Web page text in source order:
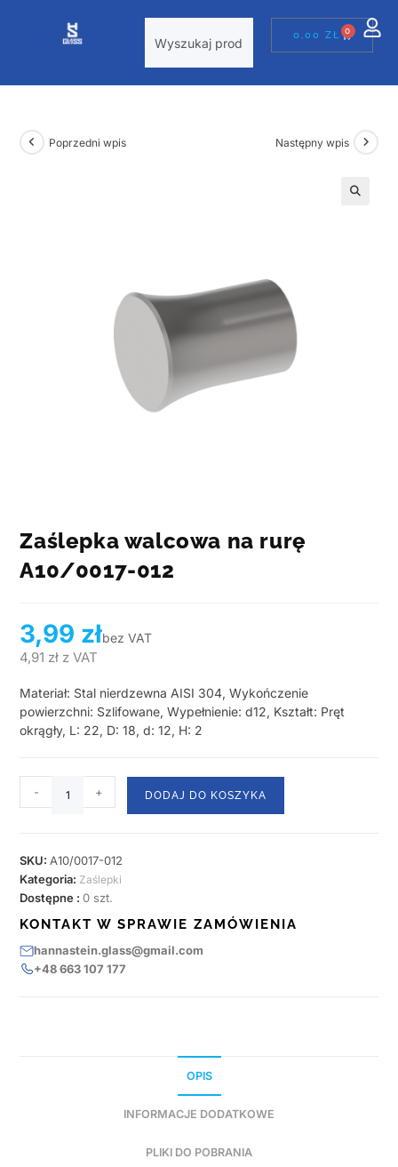
0,00ZŁ 0
Poprzedni wpis Następny wpis
Zaślepka walcowa na rurę
A10/0017-012
3,99 złbez VAT
4,91 zł z VAT
Materiał: Stal nierdzewna AISI 304, Wykończenie
powierzchni: Szlifowane, Wypełnienie: d12, Kształt: Pręt
okrągły, L: 22, D: 18, d: 12, H: 2
- + DODAJ DO KOSZYKA
SKU: A10/0017-012
Kategoria: Zaślepki
Dostępne :0 szt.
KONTAKT W SPRAWIE ZAMÓWIENIA
hannastein.glass@gmail.com
+48 663 107 177
OPIS
INFORMACJE DODATKOWE
PLIKI DO POBRANIA